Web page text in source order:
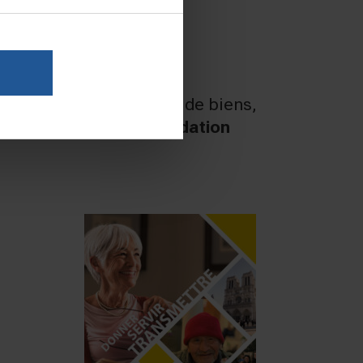
certaine catégorie de biens,
de
léguer à la Fondation